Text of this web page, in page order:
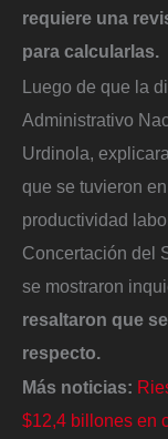
requiere una
para calcularlas.
Luego de que la
Administrativo
Urdinola,
que se tuvieron
productividad
Concertación del
se mostraron
resaltaron que
respecto.
Más noticias:
$12,4 billones en